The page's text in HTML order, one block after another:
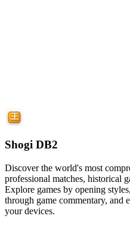
Shogi DB2
Discover the world's most
professional matches, historical
Explore games by opening
through game commentary, and
your devices.